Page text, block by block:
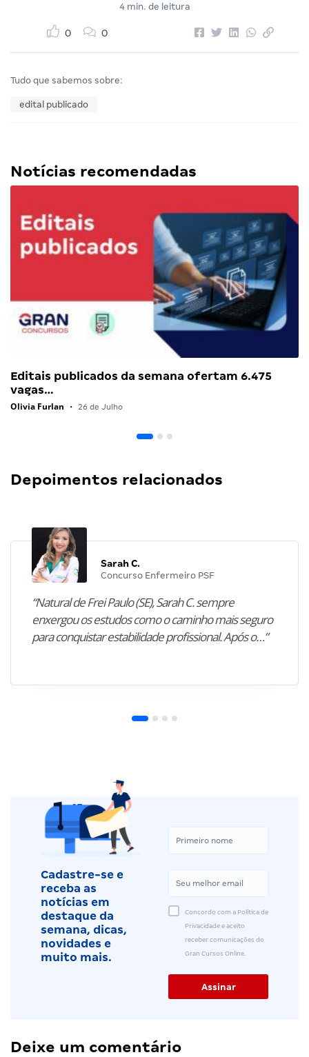
4 min. de leitura
0 0
Tudo que sabemos sobre:
edital publicado
Notícias recomendadas
Editais publicados da semana ofertam 6.475
vagas…
Olivia Furlan • 26 de Julho
Depoimentos relacionados
Sarah C.
Concurso Enfermeiro PSF
“Natural de Frei Paulo (SE), Sarah C. sempre
enxergou os estudos como o caminho mais seguro
para conquistar estabilidade profissional. Após o…”
Cadastre-se e
receba as
notícias em
destaque da
semana, dicas,
novidades e
muito mais.
Concordo com a Política de
Privacidade e aceito
receber comunicações do
Gran Cursos Online.
Deixe um comentário